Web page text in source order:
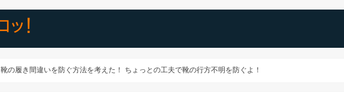
靴の履き間違いを防ぐ方法を考えた！ ちょっとの工夫で靴の行方不明を防ぐよ！